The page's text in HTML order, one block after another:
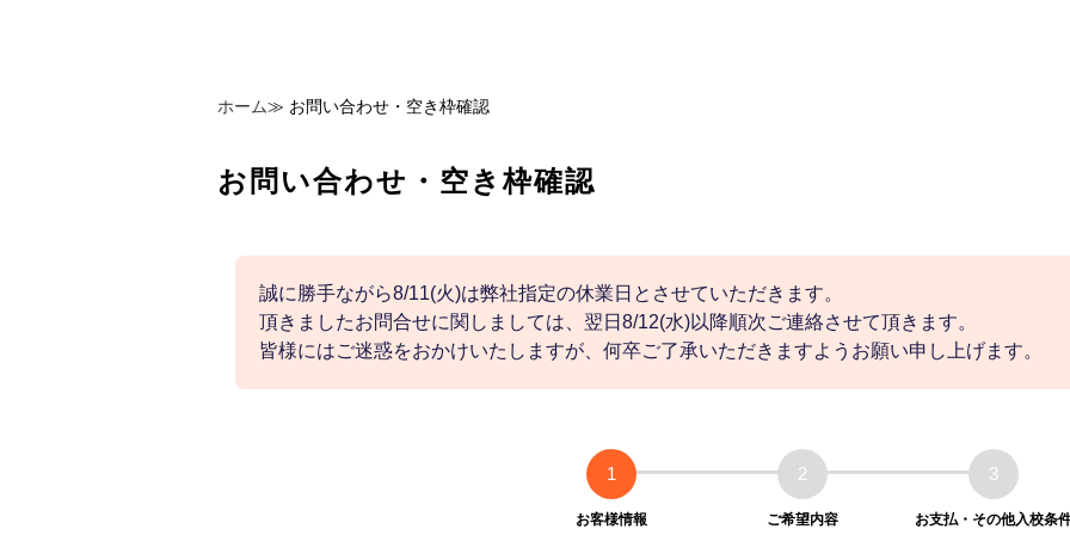
ホーム≫ お問い合わせ・空き枠確認
お問い合わせ・空き枠確認
誠に勝手ながら8/11(火)は弊社指定の休業日とさせていただきます。
頂きましたお問合せに関しましては、翌日8/12(水)以降順次ご連絡させて頂きます。
皆様にはご迷惑をおかけいたしますが、何卒ご了承いただきますようお願い申し上げます。
1
お客様情報
2
ご希望内容
3
お支払・その他入校条